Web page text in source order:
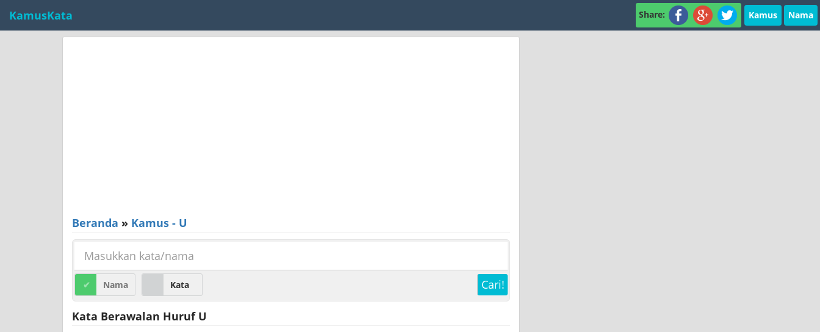
KamusKata Share: Kamus Nama
Beranda » Kamus - U
Nama Kata Cari!
Kata Berawalan Huruf U